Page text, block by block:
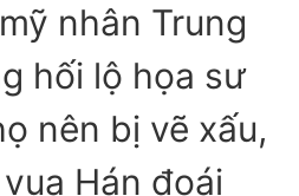
nhân Trung
hối lộ họa sư
nên bị vẽ xấu,
Hán đoái